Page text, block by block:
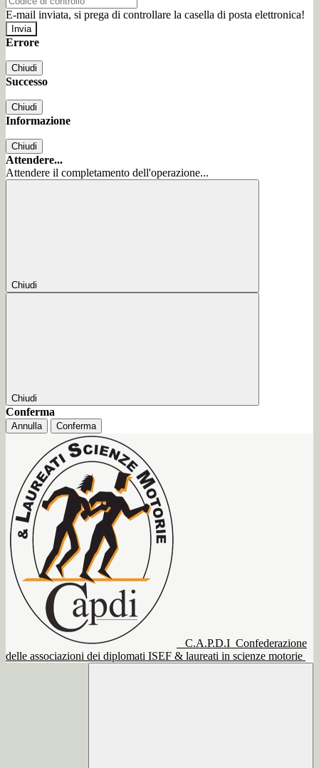
E-mail inviata, si prega di controllare la casella di posta elettronica!
Errore
Chiudi
Successo
Chiudi
Informazione
Chiudi
Attendere...
Attendere il completamento dell'operazione...
Chiudi
Chiudi
Conferma
Annulla Conferma
C.A.P.D.I Confederazione
delle associazioni dei diplomati ISEF & laureati in scienze motorie